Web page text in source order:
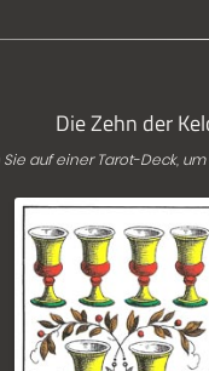
Die Zehn der
Sie auf einer Tarot-Deck,